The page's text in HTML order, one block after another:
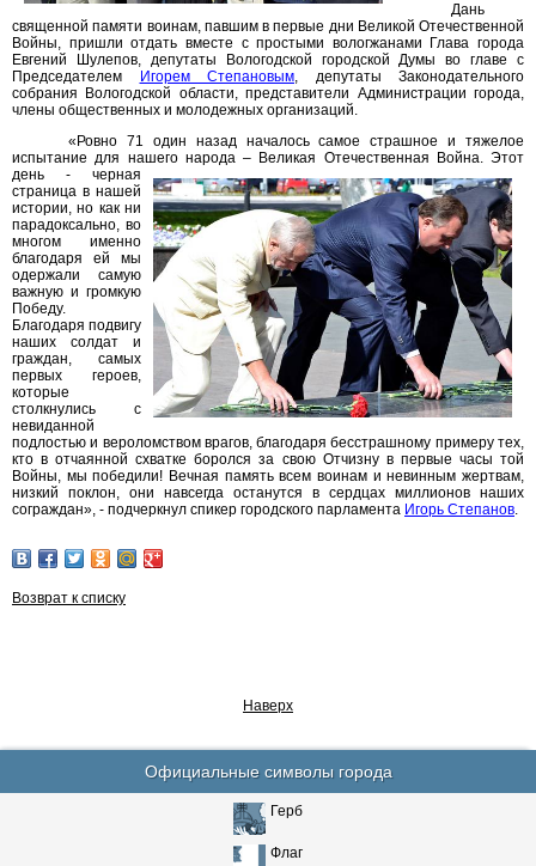
Дань
священной памяти воинам, павшим в первые дни Великой Отечественной
Войны, пришли отдать вместе с простыми вологжанами Глава города
Евгений Шулепов, депутаты Вологодской городской Думы во главе с
Председателем
Игорем Степановым, депутаты Законодательного
собрания Вологодской области, представители Администрации города,
члены общественных и молодежных организаций.
«Ровно 71 один назад началось самое страшное и тяжелое
испытание для нашего народа – Великая Отечественная Война. Этот
день - черная
страница в нашей
истории, но как ни
парадоксально, во
многом именно
благодаря ей мы
одержали самую
важную и громкую
Победу.
Благодаря подвигу
наших солдат и
граждан, самых
первых героев,
которые
столкнулись с
невиданной
подлостью и вероломством врагов, благодаря бесстрашному примеру тех,
кто в отчаянной схватке боролся за свою Отчизну в первые часы той
Войны, мы победили! Вечная память всем воинам и невинным жертвам,
низкий поклон, они навсегда останутся в сердцах миллионов наших
сограждан», - подчеркнул спикер городского парламента Игорь Степанов.
Возврат к списку
Наверх
Официальные символы города
Герб
Флаг